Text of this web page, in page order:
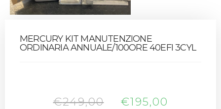
MERCURY KIT MANUTENZIONE
ORDINARIA ANNUALE/100ORE 40EFI 3CYL
€249,00 €195,00